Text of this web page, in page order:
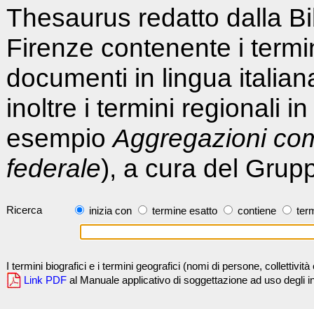
Thesaurus redatto dalla
Firenze contenente i
documenti in lingua
inoltre i termini regionali
esempioAggregazioni
federale), a cura del
Ricerca inizia con termine esatto contiene
I termini biografici e i termini geografici (nomi di persone,
Link PDF al Manuale applicativo di soggettazione ad uso degli